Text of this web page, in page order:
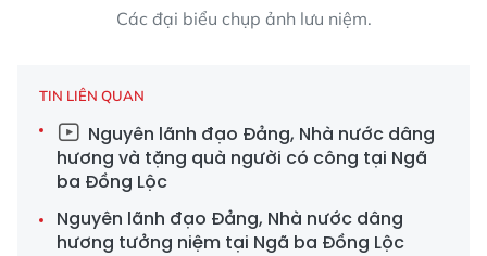
Các đại biểu chụp ảnh lưu niệm.
TIN LIÊN QUAN
Nguyên lãnh đạo Đảng, Nhà nước dâng
hương và tặng quà người có công tại Ngã
ba Đồng Lộc
Nguyên lãnh đạo Đảng, Nhà nước dâng
hương tưởng niệm tại Ngã ba Đồng Lộc